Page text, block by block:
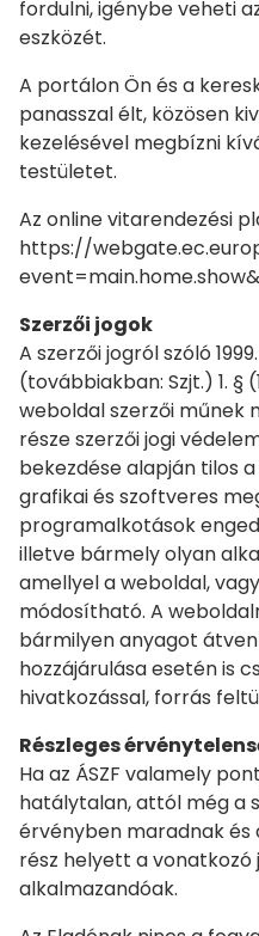
fordulni, igénybe veheti
eszközét.
A portálon Ön és a
panasszal élt, közösen
kezelésével megbízni
testületet.
Az online vitarendezési
https://
Szerzői jogok
A szerzői jogról szóló
(továbbiakban: Szjt.) 1.
weboldal szerzői műnek
része szerzői jogi
bekezdése alapján tilos
grafikai és szoftveres
programalkotások
illetve bármely olyan
amellyel a weboldal,
módosítható. A
bármilyen anyagot
hozzájárulása esetén is
hivatkozással, forrás
Részleges
Ha az ÁSZF valamely
hatálytalan, attól még a
érvényben maradnak és
rész helyett a vonatkozó
alkalmazandóak.